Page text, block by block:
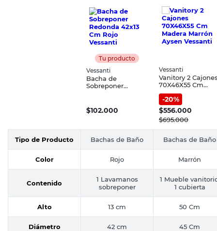
Tu producto
Vessanti
Bacha de
Sobreponer
$102.000
Vessanti
Vanitory 2
70X46X55 Cm
Madera Marrón
Aysen Vessanti
-20%
$556.000
$695.000
Tipo de Producto Bachas de Baño Bachas de Baño
Color Rojo Marrón
Contenido
1 Lavamanos
sobreponer
1 Mueble
1 cubierta
Alto 13 cm 50 Cm
Diámetro 42 cm 45 Cm